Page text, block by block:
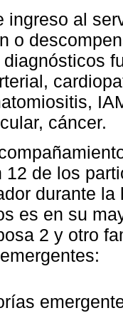
ingreso al
o
cáncer.
12 de los
durante
es en su
2 y otro